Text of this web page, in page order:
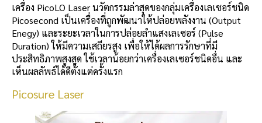
เครื่อง PicoLO Laser นวัตกรรมล่าสุดของกลุ่มเครื่องเลเซอร์ชนิด
Picosecond เป็นเครื่องที่ถูกพัฒนาให้ปล่อยพลังงาน (Output
Enegy) และระยะเวลาในการปล่อยลำแสงเลเซอร์ (Pulse
Duration) ให้มีความเสถียรสูง เพื่อให้ได้ผลการรักษาที่มี
ประสิทธิภาพสูงสุด ใช้เวลาน้อยกว่าเครื่องเลเซอร์ชนิดอื่น และ
เห็นผลลัพธ์ได้ดีตั้งแต่ครั้งแรก
Picosure Laser